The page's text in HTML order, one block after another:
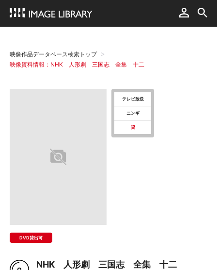
映像作品データベース検索トップ
映像資料情報：NHK 人形劇 三国志 全集 十二
DVD貸出可
テレビ放送
ニンギ
貸
NHK 人形劇 三国志 全集 十二